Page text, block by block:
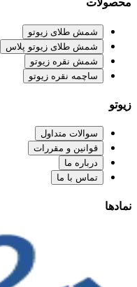
محصولات
شمش طلای زیوتو
شمش طلای زیوتو پلاس
شمش نقره زیوتو
ساچمه نقره زیوتو
زیوتو
سوالات متداول
قوانین و مقررات
درباره ما
تماس با ما
نمادها